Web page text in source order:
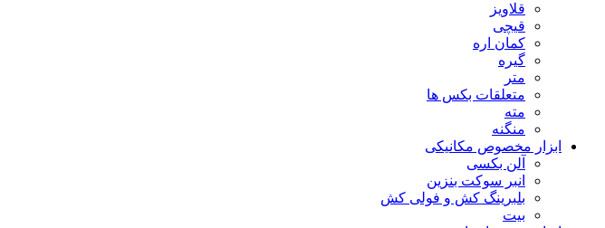
قلاویز
قیچی
کمان اره
گیره
متر
متعلقات بکس ها
مته
منگنه
ابزار مخصوص مکانیکی
آلن بکسی
انبر سوکت بنزین
بلبرینگ کش و فولی کش
بیت